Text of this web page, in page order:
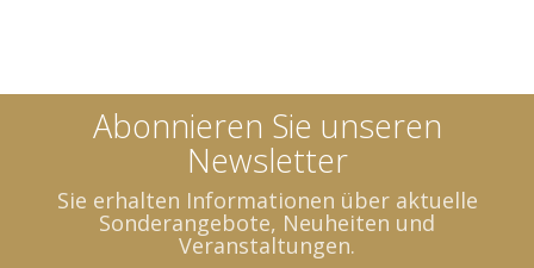
Abonnieren Sie unseren
Newsletter
Sie erhalten Informationen über aktuelle
Sonderangebote, Neuheiten und
Veranstaltungen.